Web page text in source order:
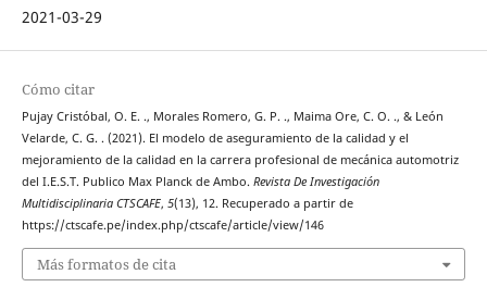
2021-03-29
Cómo citar
Pujay Cristóbal, O. E. ., Morales Romero, G. P. ., Maima Ore, C. O. ., & León
Velarde, C. G. . (2021). El modelo de aseguramiento de la calidad y el
mejoramiento de la calidad en la carrera profesional de mecánica automotriz
del I.E.S.T. Publico Max Planck de Ambo. Revista De Investigación
Multidisciplinaria CTSCAFE, 5(13), 12. Recuperado a partir de
https://ctscafe.pe/index.php/ctscafe/article/view/146
Más formatos de cita